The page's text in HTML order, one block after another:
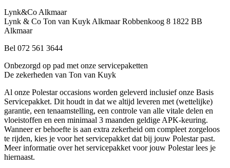
Lynk&Co Alkmaar
Lynk & Co Ton van Kuyk Alkmaar Robbenkoog 8 1822 BB
Alkmaar
Bel 072 561 3644
Onbezorgd op pad met onze servicepaketten
De zekerheden van Ton van Kuyk
Al onze Polestar occasions worden geleverd inclusief onze Basis
Servicepakket. Dit houdt in dat we altijd leveren met (wettelijke)
garantie, een tenaamstelling, een controle van alle vitale delen en
vloeistoffen en een minimaal 3 maanden geldige APK-keuring.
Wanneer er behoefte is aan extra zekerheid om compleet zorgeloos
te rijden, kies je voor het servicepakket dat bij jouw Polestar past.
Meer informatie over het servicepakket voor jouw Polestar lees je
hiernaast.